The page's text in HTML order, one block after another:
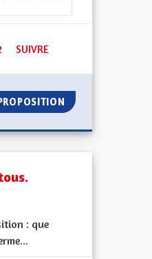
52 ABONNÉS
SUIVRE
LANGUE ET
: que